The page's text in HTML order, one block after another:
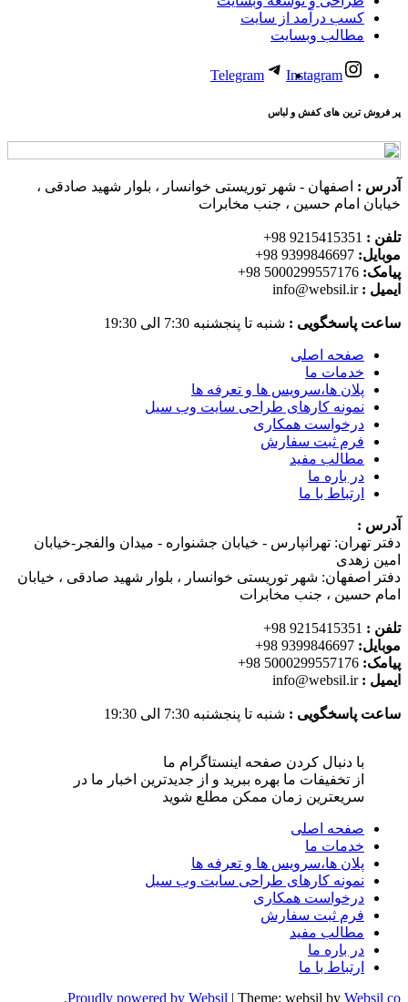
کسب درآمد از سایت
مطالب وبسایت
Instagram
Telegram
پر فروش ترین های کفش و لباس
آدرس : اصفهان - شهر توریستی خوانسار ، بلوار شهید صادقی ،
خیابان امام حسین ، جنب مخابرات
تلفن :
موبایل:
پیامک:
ایمیل : info@websil.ir
ساعت پاسخگویی : شنبه تا پنجشنبه 7:30 الی 19:30
صفحه اصلی
خدمات ما
پلان ها،سرویس ها و تعرفه ها
نمونه کارهای طراحی سایت وب سیل
درخواست همکاری
فرم ثبت سفارش
مطالب مفید
در باره ما
ارتباط با ما
آدرس :
دفتر تهران: تهرانپارس - خیابان جشنواره - میدان والفجر-خیابان
امین زهدی
دفتر اصفهان: شهر توریستی خوانسار ، بلوار شهید صادقی ، خیابان
امام حسین ، جنب مخابرات
تلفن :
موبایل:
پیامک:
ایمیل : info@websil.ir
ساعت پاسخگویی : شنبه تا پنجشنبه 7:30 الی 19:30
با دنبال کردن صفحه اینستاگرام ما
از تخفیفات ما بهره ببرید و از جدیدترین اخبار ما در
سریعترین زمان ممکن مطلع شوید
صفحه اصلی
خدمات ما
پلان ها،سرویس ها و تعرفه ها
نمونه کارهای طراحی سایت وب سیل
درخواست همکاری
فرم ثبت سفارش
مطالب مفید
در باره ما
ارتباط با ما
Proudly powered by Websil | Theme: websil by Websil co
.